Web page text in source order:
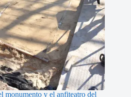
monumento y el anfiteatro del